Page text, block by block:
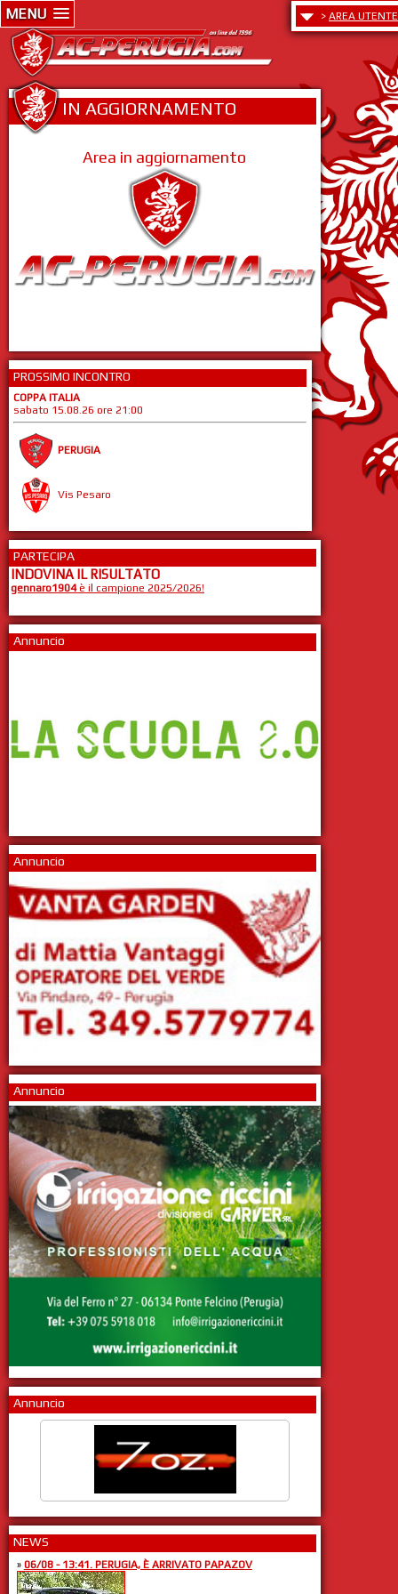
MENU > AREA UTENTE
IN AGGIORNAMENTO
Area in aggiornamento
PROSSIMO INCONTRO
COPPA ITALIA
sabato 15.08.26 ore 21:00
PERUGIA
Vis Pesaro
PARTECIPA
INDOVINA IL RISULTATO
gennaro1904è il campione 2025/2026!
Annuncio
Annuncio
Annuncio
Annuncio
NEWS
» 06/08 - 13:41. PERUGIA, È ARRIVATO PAPAZOV